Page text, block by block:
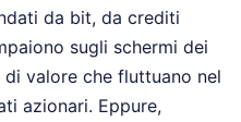
da bit, da crediti
sugli schermi dei
valore che fluttuano nel
azionari. Eppure,